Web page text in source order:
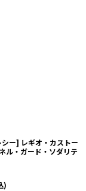
ー] レギオ・カストー
ル・ガード・ソダリテ
)